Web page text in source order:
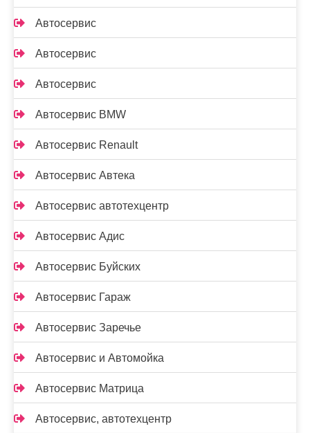
Автосервис
Автосервис
Автосервис
Автосервис BMW
Автосервис Renault
Автосервис Автека
Автосервис автотехцентр
Автосервис Адис
Автосервис Буйских
Автосервис Гараж
Автосервис Заречье
Автосервис и Автомойка
Автосервис Матрица
Автосервис, автотехцентр